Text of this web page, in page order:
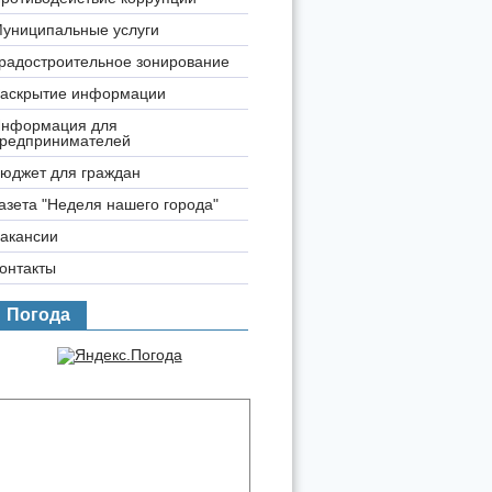
услуги
зонирование
информации
для
для граждан
"Неделя нашего города"
Погода